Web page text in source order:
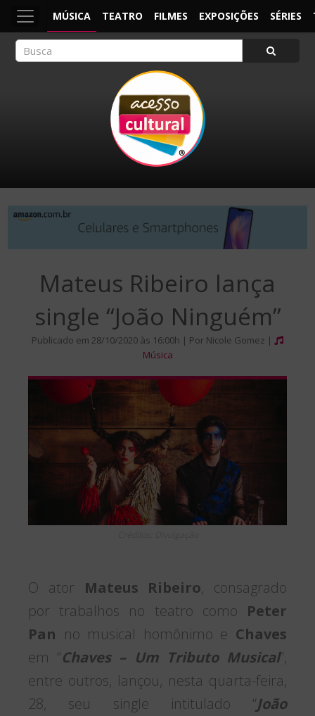
MÚSICA TEATRO FILMES EXPOSIÇÕES SÉRIES
Mateus Ribeiro lança
single “João Ninguém”
Publicado em 28/10/2020 às 16:00h | Por Nicole Gomez |
Música
O ator Mateus Ribeiro, consagrado
por trabalhos no teatro como Peter
Pan no musical homônimo e Chaves
em “Chaves – Um Tributo Musical”,
entre outros, lançou, nesta quarta-feira,
28, seu single intitulado “João